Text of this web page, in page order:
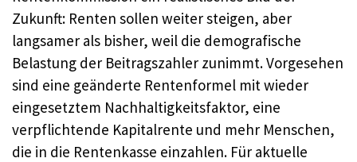
Zukunft: Renten sollen weiter steigen, aber
langsamer als bisher, weil die demografische
Belastung der Beitragszahler zunimmt. Vorgesehen
sind eine geänderte Rentenformel mit wieder
eingesetztem Nachhaltigkeitsfaktor, eine
verpflichtende Kapitalrente und mehr Menschen,
die in die Rentenkasse einzahlen. Für aktuelle